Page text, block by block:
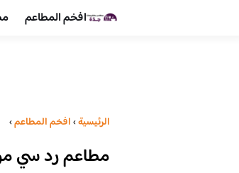
افخم المطاعم
الرئيسية›افخم المطاعم›
مطاعم رد سي